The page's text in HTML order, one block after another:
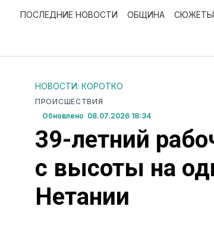
ПОСЛЕДНИЕ НОВОСТИ ОБЩИНА СЮЖЕТЫ
НОВОСТИ: КОРОТКО
ПРОИСШЕСТВИЯ
Обновлено 08.07.2026 18:34
39-летний
с высоты на
Нетании